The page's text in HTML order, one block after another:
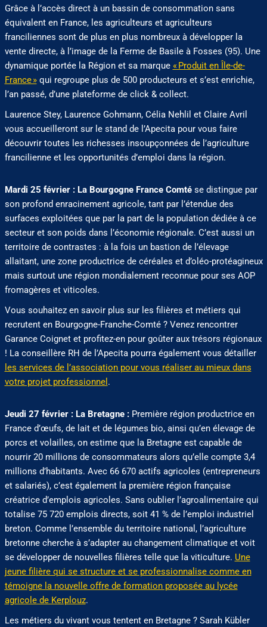
Grâce à l’accès direct à un bassin de consommation sans
équivalent en France, les agriculteurs et agriculteurs
franciliennes sont de plus en plus nombreux à développer la
vente directe, à l’image de la Ferme de Basile à Fosses (95). Une
dynamique portée la Région et sa marque « Produit en Île-de-
France »qui regroupe plus de 500 producteurs et s’est enrichie,
l’an passé, d’une plateforme de click & collect.
Laurence Stey, Laurence Gohmann, Célia Nehlil et Claire Avril
vous accueilleront sur le stand de l’Apecita pour vous faire
découvrir toutes les richesses insoupçonnées de l’agriculture
francilienne et les opportunités d’emploi dans la région.
Mardi 25 février : La Bourgogne France Comtése distingue par
son profond enracinement agricole, tant par l’étendue des
surfaces exploitées que par la part de la population dédiée à ce
secteur et son poids dans l’économie régionale. C’est aussi un
territoire de contrastes : à la fois un bastion de l’élevage
allaitant, une zone productrice de céréales et d’oléo-protéagineux
mais surtout une région mondialement reconnue pour ses AOP
fromagères et viticoles.
Vous souhaitez en savoir plus sur les filières et métiers qui
recrutent en Bourgogne-Franche-Comté ? Venez rencontrer
Garance Coignet et profitez-en pour goûter aux trésors régionaux
! La conseillère RH de l’Apecita pourra également vous détailler
les services de l’association pour vous réaliser au mieux dans
votre projet professionnel .
Jeudi 27 février : La Bretagne : Première région productrice en
France d’œufs, de lait et de légumes bio, ainsi qu’en élevage de
porcs et volailles, on estime que la Bretagne est capable de
nourrir 20 millions de consommateurs alors qu’elle compte 3,4
millions d’habitants. Avec 66 670 actifs agricoles (entrepreneurs
et salariés), c’est également la première région française
créatrice d’emplois agricoles. Sans oublier l’agroalimentaire qui
totalise 75 720 emplois directs, soit 41 % de l’emploi industriel
breton. Comme l’ensemble du territoire national, l’agriculture
bretonne cherche à s’adapter au changement climatique et voit
se développer de nouvelles filières telle que la viticulture. Une
jeune filière qui se structure et se professionnalise comme en
témoigne la nouvelle offre de formation proposée au lycée
agricole de Kerplouz.
Les métiers du vivant vous tentent en Bretagne ? Sarah Kübler